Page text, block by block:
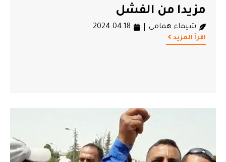
مزيدا من الفشل
شيماء همامي 2024.04.18
اقرأ المزيد